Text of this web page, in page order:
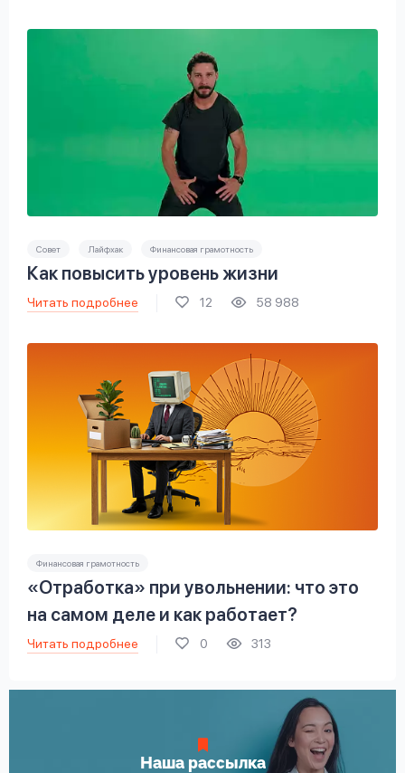
Совет Лайфхак Финансовая грамотность
Как повысить уровень жизни
Читать подробнее 12 58 988
Финансовая грамотность
«Отработка» при увольнении: что это
на самом деле и как работает?
Читать подробнее 0 313
Наша рассылка